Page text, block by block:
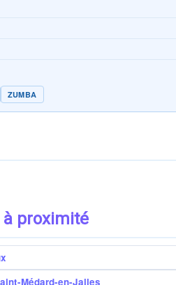
ZUMBA
proximité
Médard-en-Jalles